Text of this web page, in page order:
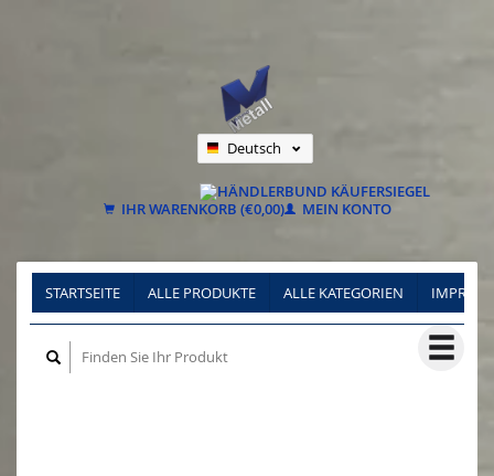
Deutsch
Français
IHR WARENKORB (€0,00) MEIN KONTO
STARTSEITE ALLE PRODUKTE ALLE KATEGORIEN